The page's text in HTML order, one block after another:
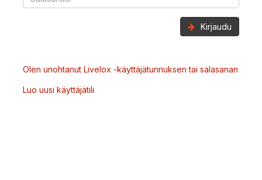
Kirjaudu
Olen unohtanut Livelox -käyttäjätunnuksen tai salasanan
Luo uusi käyttäjätili